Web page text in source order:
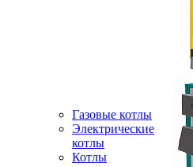
Газовые котлы
Электрические
котлы
Котлы